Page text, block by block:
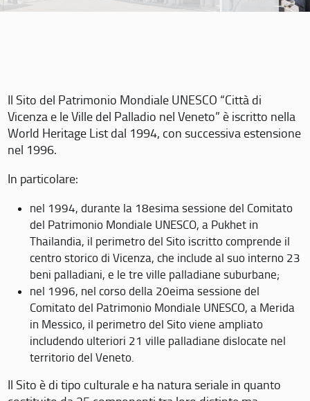
Il Sito del Patrimonio Mondiale UNESCO “Città di
Vicenza e le Ville del Palladio nel Veneto” è iscritto nella
World Heritage List dal 1994, con successiva estensione
nel 1996.
In particolare:
nel 1994, durante la 18esima sessione del Comitato
del Patrimonio Mondiale UNESCO, a Pukhet in
Thailandia, il perimetro del Sito iscritto comprende il
centro storico di Vicenza, che include al suo interno 23
beni palladiani, e le tre ville palladiane suburbane;
nel 1996, nel corso della 20eima sessione del
Comitato del Patrimonio Mondiale UNESCO, a Merida
in Messico, il perimetro del Sito viene ampliato
includendo ulteriori 21 ville palladiane dislocate nel
territorio del Veneto.
Il Sito è di tipo culturale e ha natura seriale in quanto